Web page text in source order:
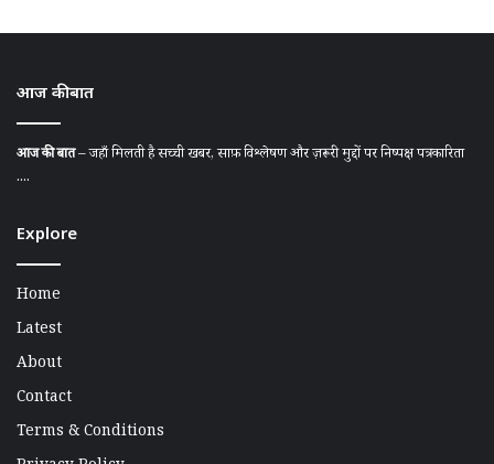
आज की बात
आज की बात– जहाँ मिलती है सच्ची खबर, साफ़ विश्लेषण और ज़रूरी मुद्दों पर निष्पक्ष पत्रकारिता
....
Explore
Home
Latest
About
Contact
Terms & Conditions